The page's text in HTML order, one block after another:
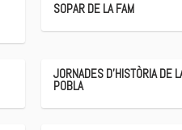
SOPAR DE LA FAM
JORNADES D'HISTÒRIA DE
POBLA